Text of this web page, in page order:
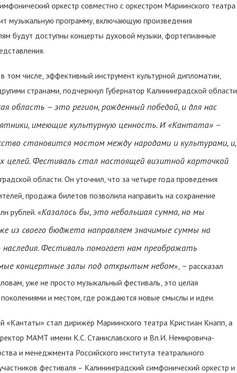
оркестр совместно с оркестром Мариинского театра
музыкальную программу, включающую произведения
будут доступны концерты духовой музыки, фортепианные
том числе, эффективный инструмент культурной дипломатии,
странами, подчеркнул Губернатор Калининградской области
область – это регион, рожденный победой, и для нас
имеющие культурную ценность. И «Кантата» –
становится мостом между народами и культурами, и,
целей. Фестиваль стал настоящей визитной карточкой
области. Он уточнил, что за четыре года проведения
продажа билетов позволила направить на сохранение
рублей. «Казалось бы, это небольшая сумма, но мы
из своего бюджета направляем значимые суммы на
наследия. Фестиваль помогает нам преображать
концертные залы под открытым небом», – рассказал
уже не просто музыкальный фестиваль, это целая
и местом, где рождаются новые смыслы и идеи.
стал дирижёр Мариинского театра Кристиан Кнапп, а
МАМТ имени К.С. Станиславского и Вл.И. Немировича-
и менеджмента Российского института театрального
фестиваля – Калининградский симфонический оркестр и